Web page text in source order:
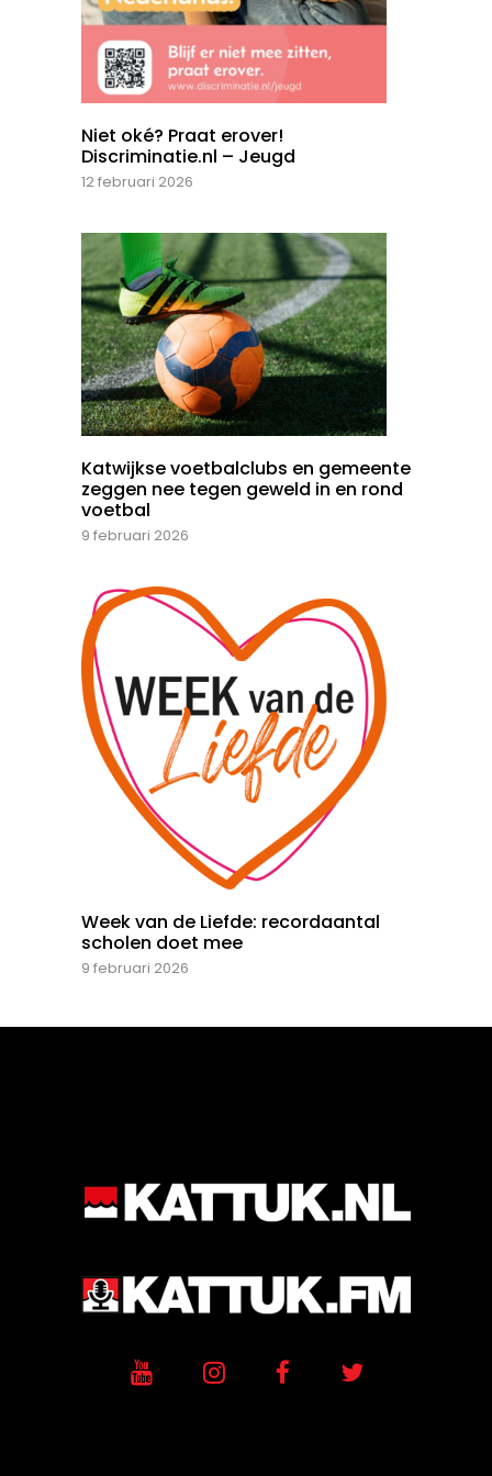
Niet oké? Praat erover!
Discriminatie.nl – Jeugd
12 februari 2026
Katwijkse voetbalclubs en gemeente
zeggen nee tegen geweld in en rond
voetbal
9 februari 2026
Week van de Liefde: recordaantal
scholen doet mee
9 februari 2026